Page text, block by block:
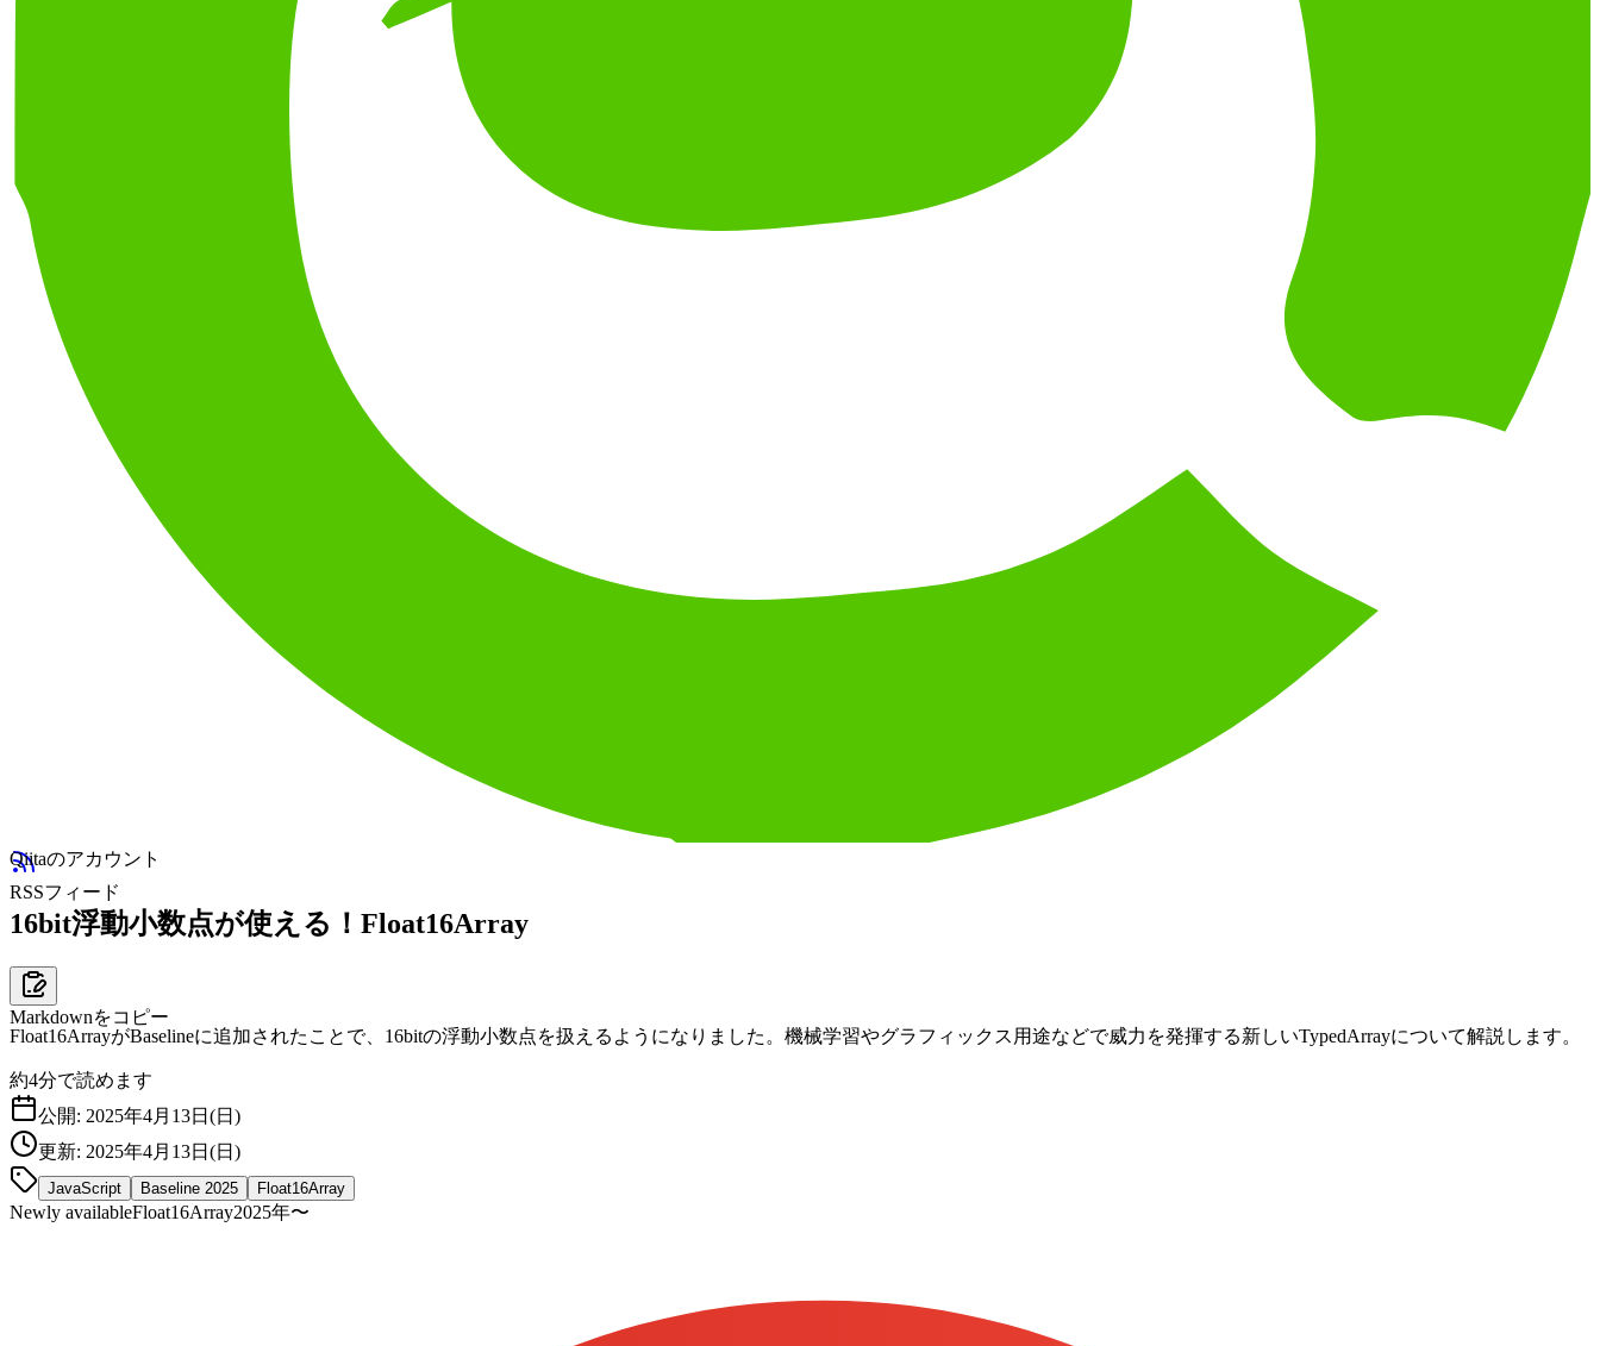
Qiitaのアカウント
RSSフィード
16bit浮動小数点が使える！Float16Array
Markdownをコピー
Float16ArrayがBaselineに追加されたことで、16bitの浮動小数点を扱えるようになりました。機械学習やグラフィックス用途などで威力を発揮する新しいTypedArrayについて解説します。
約4分で読めます
公開: 2025年4月13日(日)
更新: 2025年4月13日(日)
JavaScript Baseline 2025 Float16Array
Newly availableFloat16Array2025年〜